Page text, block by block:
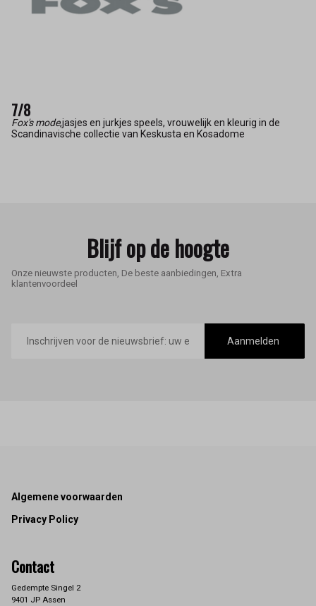
7/8
Fox's mode,jasjes en jurkjes speels, vrouwelijk en kleurig in de
Scandinavische collectie van Keskusta en Kosadome
Blijf op de hoogte
Onze nieuwste producten, De beste aanbiedingen, Extra
klantenvoordeel
mailadres
Aanmelden
Footer
Algemene voorwaarden
Privacy Policy
Contact
Gedempte Singel 2
9401 JP Assen